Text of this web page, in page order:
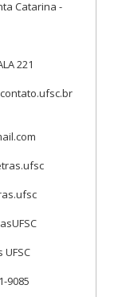
Catarina -
221
UFSC
9085